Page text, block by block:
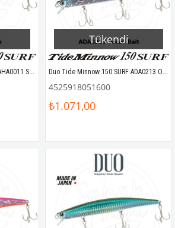
Duo Tide Minnow 150 SURF AHA0011 Sardine
Tükendi
Duo Tide Minnow 150 SURF ADA0213 Ocean Bait
4525918051600
₺1.071,00